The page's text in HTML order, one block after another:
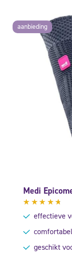
aanbieding
Medi
4.54uit
effectieve
geschikt